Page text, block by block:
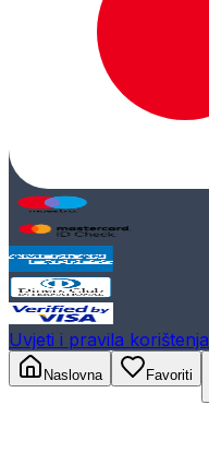
Uvjeti i pravila korištenja
Naslovna
Favoriti